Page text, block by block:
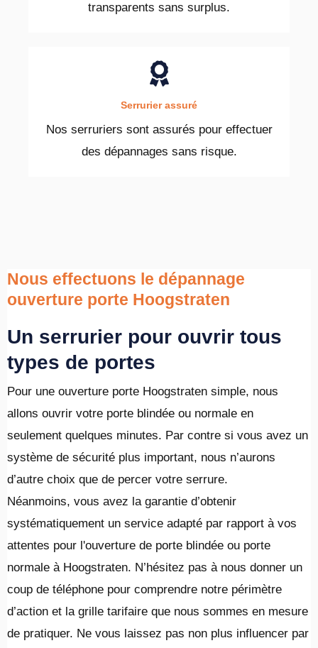
transparents sans surplus.
Serrurier assuré
Nos serruriers sont assurés pour effectuer
des dépannages sans risque.
Nous effectuons le dépannage
ouverture porte Hoogstraten
Un serrurier pour ouvrir tous
types de portes
Pour une ouverture porte Hoogstraten simple, nous
allons ouvrir votre porte blindée ou normale en
seulement quelques minutes. Par contre si vous avez un
système de sécurité plus important, nous n’aurons
d’autre choix que de percer votre serrure.
Néanmoins, vous avez la garantie d’obtenir
systématiquement un service adapté par rapport à vos
attentes pour l'ouverture de porte blindée ou porte
normale à Hoogstraten. N’hésitez pas à nous donner un
coup de téléphone pour comprendre notre périmètre
d’action et la grille tarifaire que nous sommes en mesure
de pratiquer. Ne vous laissez pas non plus influencer par